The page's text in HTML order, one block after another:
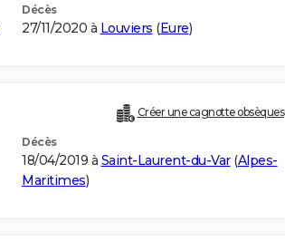
Décès
27/11/2020 à Louviers (Eure)
Créer une cagnotte obsèques
Décès
18/04/2019 à Saint-Laurent-du-Var(Alpes-
Maritimes)